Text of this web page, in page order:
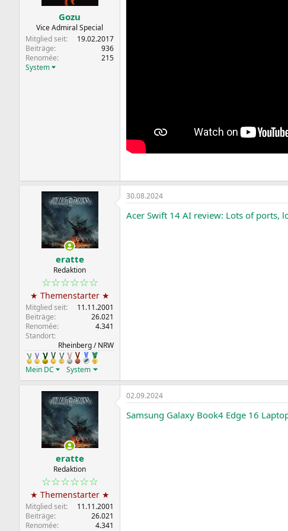
Gozu
Vice Admiral Special
Mitglied seit
19.02.2017
Beiträge
936
Renomée
215
System
eratte
Redaktion
☆☆☆☆☆☆
★ Themenstarter ★
Mitglied seit
11.11.2001
Beiträge
26.021
Renomée
4.341
Standort
Rheinberg / NRW
Mein DC System
30.08.2024
Acer Swift 14 AI review: Lots of ports,
eratte
Redaktion
☆☆☆☆☆☆
★ Themenstarter ★
Mitglied seit
11.11.2001
Beiträge
26.021
Renomée
4.341
02.09.2024
Samsung Galaxy Book4 Edge 16